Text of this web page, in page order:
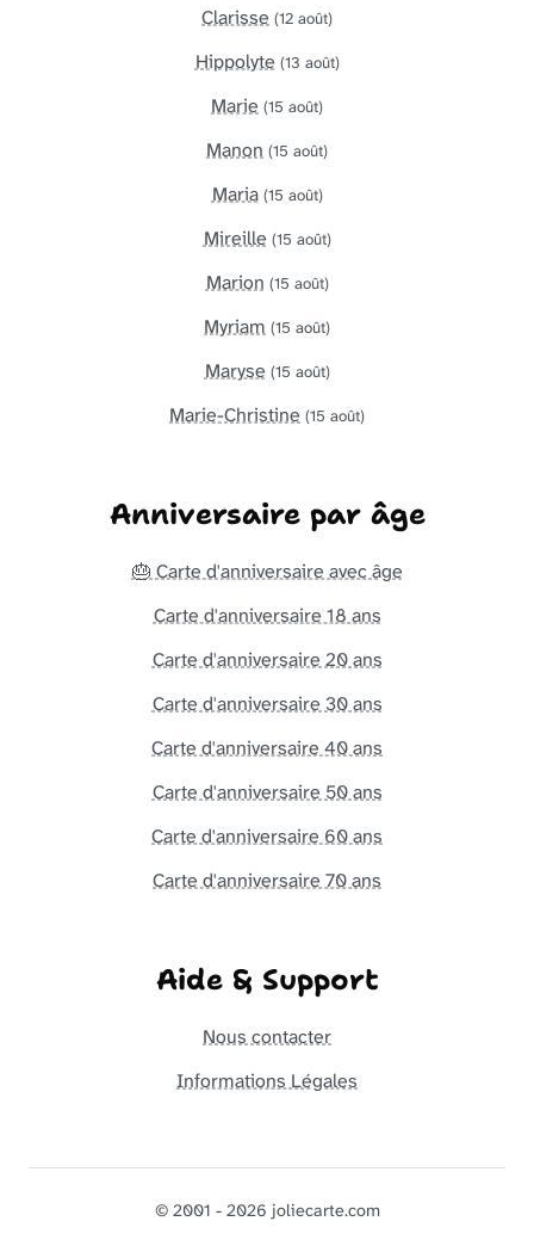
Clarisse (12 août)
Hippolyte (13 août)
Marie (15 août)
Manon (15 août)
Maria (15 août)
Mireille (15 août)
Marion (15 août)
Myriam (15 août)
Maryse (15 août)
Marie-Christine (15 août)
Anniversaire par âge
🎂 Carte d'anniversaire avec âge
Carte d'anniversaire 18 ans
Carte d'anniversaire 20 ans
Carte d'anniversaire 30 ans
Carte d'anniversaire 40 ans
Carte d'anniversaire 50 ans
Carte d'anniversaire 60 ans
Carte d'anniversaire 70 ans
Aide & Support
Nous contacter
Informations Légales
© 2001 - 2026 joliecarte.com